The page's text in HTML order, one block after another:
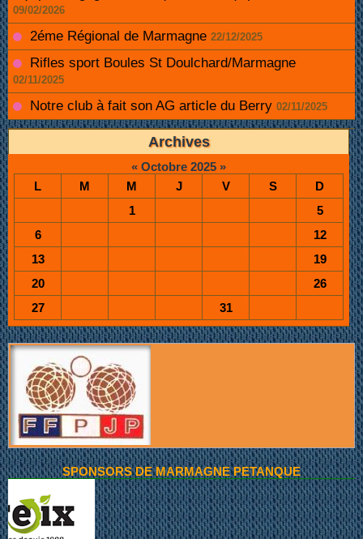
09/02/2026
2éme Régional de Marmagne 22/12/2025
Rifles sport Boules St Doulchard/Marmagne
02/11/2025
Notre club à fait son AG article du Berry 02/11/2025
Archives
« Octobre 2025 »
L
M M J V S
D
1
5
6
12
13
19
20
26
27
31
SPONSORS DE MARMAGNE PETANQUE